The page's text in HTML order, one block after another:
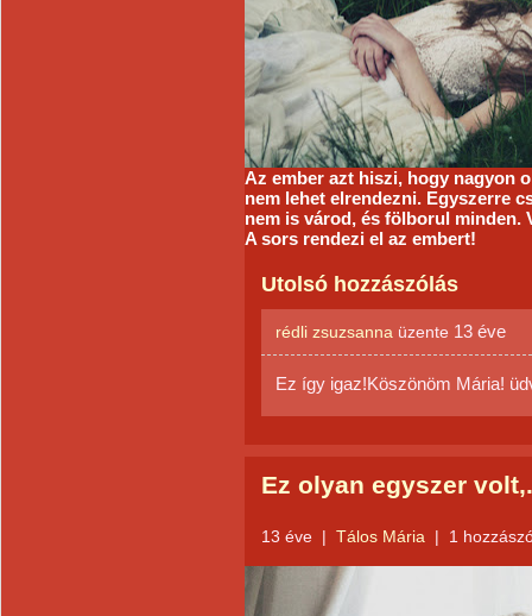
Az ember azt hiszi, hogy nagyon
nem lehet elrendezni. Egyszerre
nem is várod, és fölborul minden.
A sors rendezi el az embert!
Utolsó hozzászólás
rédli zsuzsanna üzente 13 éve
Ez így igaz!Köszönöm Mária!
Ez olyan egyszer
13 éve | Tálos Mária | 1